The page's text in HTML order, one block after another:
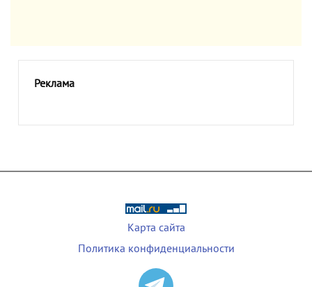
Реклама
Карта сайта
Политика конфиденциальности